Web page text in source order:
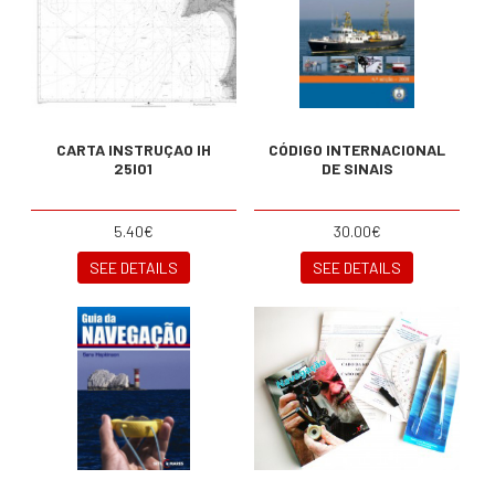
CARTA INSTRUÇAO IH
25I01
5.40€
SEE DETAILS
CÓDIGO INTERNACIONAL
DE SINAIS
30.00€
SEE DETAILS